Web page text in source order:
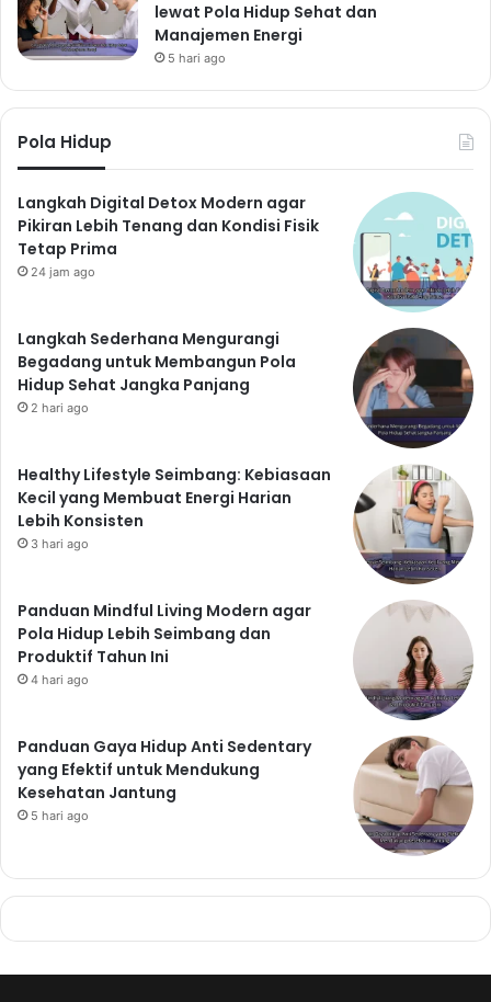
lewat Pola Hidup Sehat dan
Manajemen Energi
5 hari ago
Pola Hidup
Langkah Digital Detox Modern agar
Pikiran Lebih Tenang dan Kondisi Fisik
Tetap Prima
24 jam ago
Langkah Sederhana Mengurangi
Begadang untuk Membangun Pola
Hidup Sehat Jangka Panjang
2 hari ago
Healthy Lifestyle Seimbang: Kebiasaan
Kecil yang Membuat Energi Harian
Lebih Konsisten
3 hari ago
Panduan Mindful Living Modern agar
Pola Hidup Lebih Seimbang dan
Produktif Tahun Ini
4 hari ago
Panduan Gaya Hidup Anti Sedentary
yang Efektif untuk Mendukung
Kesehatan Jantung
5 hari ago